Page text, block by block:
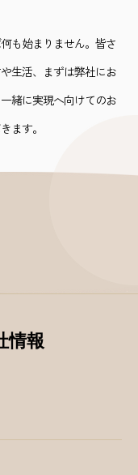
も始まりません。皆さ
生活、まずは弊社にお
緒に実現へ向けてのお
ます。
情報